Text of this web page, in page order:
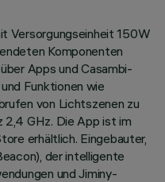
Versorgungseinheit 150W
Komponenten
Apps und Casambi-
Funktionen wie
von Lichtszenen zu
GHz. Die App ist im
erhältlich. Eingebauter,
der intelligente
und Jiminy-